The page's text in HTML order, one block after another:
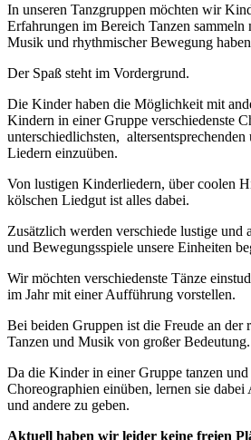
In unseren Tanzgruppen möchten wir
Erfahrungen im Bereich Tanzen sammeln
Musik und rhythmischer Bewegung
Der Spaß steht im Vordergrund.
Die Kinder haben die Möglichkeit mit
Kindern in einer Gruppe verschiedenste
unterschiedlichsten, altersentsprechenden
Liedern einzuüben.
Von lustigen Kinderliedern, über coolen
kölschen Liedgut ist alles dabei.
Zusätzlich werden verschiede lustige und
und Bewegungsspiele unsere Einheiten
Wir möchten verschiedenste Tänze
im Jahr mit einer Aufführung vorstellen.
Bei beiden Gruppen ist die Freude an der
Tanzen und Musik von großer Bedeutung.
Da die Kinder in einer Gruppe tanzen und
Choreographien einüben, lernen sie
und andere zu geben.
Aktuell haben wir leider keine freien